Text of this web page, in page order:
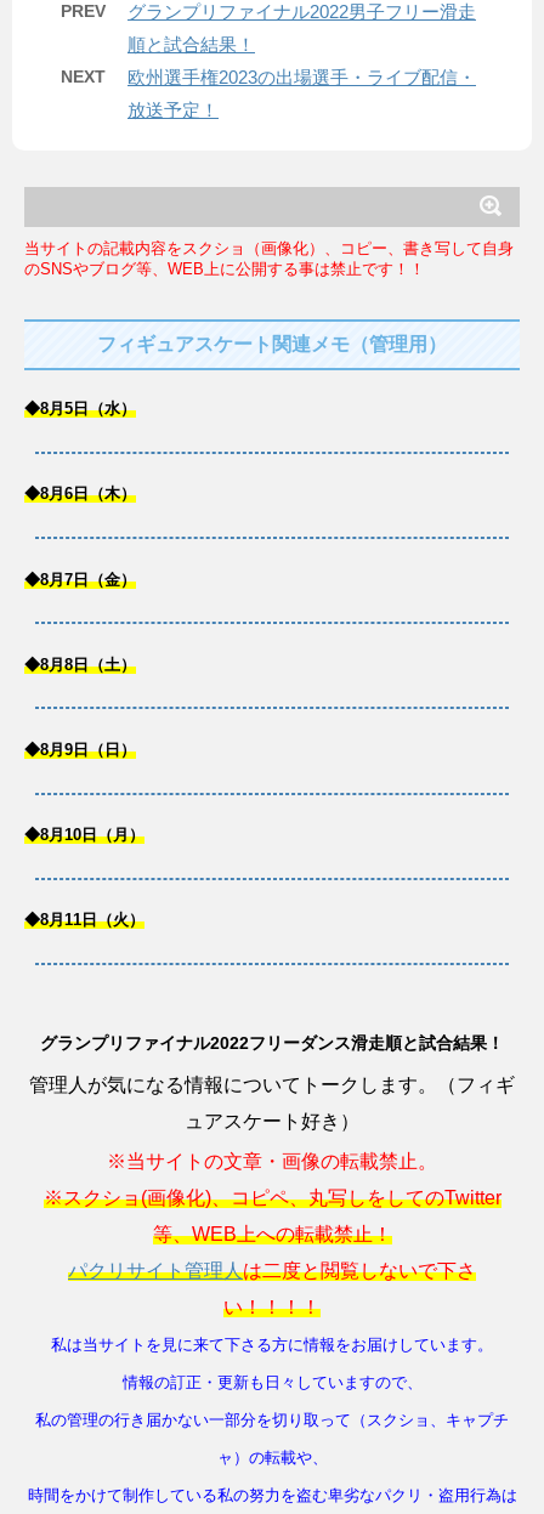
PREV
グランプリファイナル2022男子フリー滑走
順と試合結果！
NEXT
欧州選手権2023の出場選手・ライブ配信・
放送予定！
当サイトの記載内容をスクショ（画像化）、コピー、書き写して自身
のSNSやブログ等、WEB上に公開する事は禁止です！！
フィギュアスケート関連メモ（管理用）
◆8月5日（水）
◆8月6日（木）
◆8月7日（金）
◆8月8日（土）
◆8月9日（日）
◆8月10日（月）
◆8月11日（火）
グランプリファイナル2022フリーダンス滑走順と試合結果！
管理人が気になる情報についてトークします。（フィギ
ュアスケート好き）
※当サイトの文章・画像の転載禁止。
※スクショ(画像化)、コピペ、丸写しをしてのTwitter
等、WEB上への転載禁止！
パクリサイト管理人は二度と閲覧しないで下さ
い！！！！
私は当サイトを見に来て下さる方に情報をお届けしています。
情報の訂正・更新も日々していますので、
私の管理の行き届かない一部分を切り取って（スクショ、キャプチ
ャ）の転載や、
時間をかけて制作している私の努力を盗む卑劣なパクリ・盗用行為は